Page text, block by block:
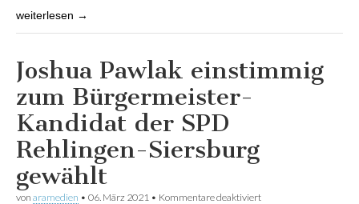
weiterlesen →
Joshua Pawlak einstimmig
zum Bürgermeister-
Kandidat der SPD
Rehlingen-Siersburg
gewählt
von aramedien • 06. März 2021 • Kommentare deaktiviert